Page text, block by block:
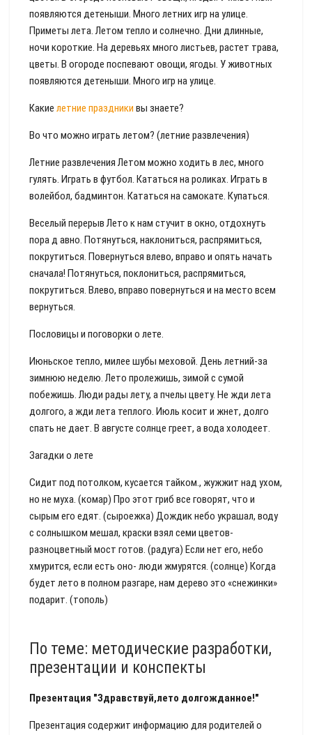
появляются детеныши. Много летних игр на улице.
Приметы лета. Летом тепло и солнечно. Дни длинные,
ночи короткие. На деревьях много листьев, растет трава,
цветы. В огороде поспевают овощи, ягоды. У животных
появляются детеныши. Много игр на улице.
Какие летние праздники вы знаете?
Во что можно играть летом? (летние развлечения)
Летние развлечения Летом можно ходить в лес, много
гулять. Играть в футбол. Кататься на роликах. Играть в
волейбол, бадминтон. Кататься на самокате. Купаться.
Веселый перерыв Лето к нам стучит в окно, отдохнуть
пора д авно. Потянуться, наклониться, распрямиться,
покрутиться. Повернуться влево, вправо и опять начать
сначала! Потянуться, поклониться, распрямиться,
покрутиться. Влево, вправо повернуться и на место всем
вернуться.
Пословицы и поговорки о лете.
Июньское тепло, милее шубы меховой. День летний-за
зимнюю неделю. Лето пролежишь, зимой с сумой
побежишь. Люди рады лету, а пчелы цвету. Не жди лета
долгого, а жди лета теплого. Июль косит и жнет, долго
спать не дает. В августе солнце греет, а вода холодеет.
Загадки о лете
Сидит под потолком, кусается тайком., жужжит над ухом,
но не муха. (комар) Про этот гриб все говорят, что и
сырым его едят. (сыроежка) Дождик небо украшал, воду
с солнышком мешал, краски взял семи цветов-
разноцветный мост готов. (радуга) Если нет его, небо
хмурится, если есть оно- люди жмурятся. (солнце) Когда
будет лето в полном разгаре, нам дерево это «снежинки»
подарит. (тополь)
По теме: методические разработки,
презентации и конспекты
Презентация "Здравствуй,лето долгожданное!"
Презентация содержит информацию для родителей о